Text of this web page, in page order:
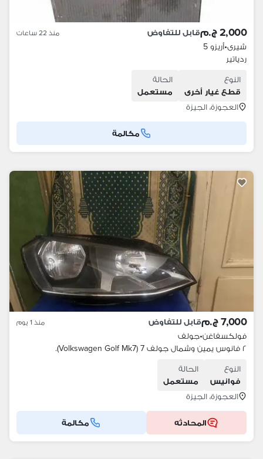
2,000 ج.م قابل للتفاوض منذ 22 ساعات
شيرى•أريزو 5
ردياتير
النوع
قطع غيار أخرى
الحالة
مستعمل
العجوزة، الجيزة
مكالمة
7,000 ج.م قابل للتفاوض منذ 1 يوم
فولكسفاغن•جولف
٢ فانوس يمين وشمال جولف 7 (Volkswagen Golf Mk7).
النوع
فوانيس
الحالة
مستعمل
العجوزة، الجيزة
المحادثه مكالمة